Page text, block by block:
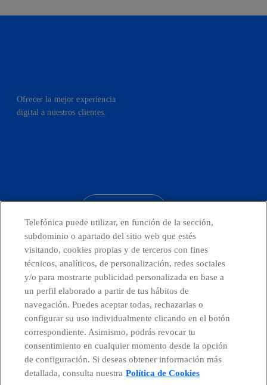
Ofrecer la mejor experiencia
digital a nuestros clientes.
Países y Unidades emergentes
Canal de Denuncias
Centro Global Transparencia
Telefónica puede utilizar, en función de la sección,
subdominio o apartado del sitio web que estés
visitando, cookies propias y de terceros con fines
técnicos, analíticos, de personalización, redes sociales
y/o para mostrarte publicidad personalizada en base a
un perfil elaborado a partir de tus hábitos de
navegación. Puedes aceptar todas, rechazarlas o
configurar su uso individualmente clicando en el botón
correspondiente. Asimismo, podrás revocar tu
consentimiento en cualquier momento desde la opción
de configuración. Si deseas obtener información más
detallada, consulta nuestra Política de Cookies